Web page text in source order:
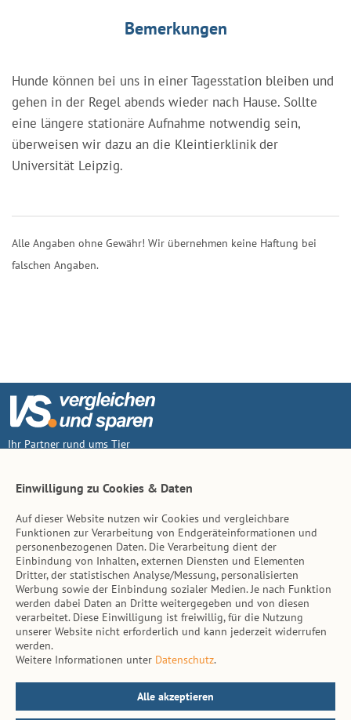
Bemerkungen
Hunde können bei uns in einer Tagesstation bleiben und
gehen in der Regel abends wieder nach Hause. Sollte
eine längere stationäre Aufnahme notwendig sein,
überweisen wir dazu an die Kleintierklinik der
Universität Leipzig.
Alle Angaben ohne Gewähr! Wir übernehmen keine Haftung bei
falschen Angaben.
Ihr Partner rund ums Tier
Inhalt
Tierarzt-Suche
Hinweise
AGB
Impressum
Datenschutz
Kontakt
Einwilligung zu Cookies & Daten
Auf dieser Website nutzen wir Cookies und vergleichbare
Funktionen zur Verarbeitung von Endgeräteinformationen und
personenbezogenen Daten. Die Verarbeitung dient der
Einbindung von Inhalten, externen Diensten und Elementen
Dritter, der statistischen Analyse/Messung, personalisierten
Werbung sowie der Einbindung sozialer Medien. Je nach Funktion
werden dabei Daten an Dritte weitergegeben und von diesen
verarbeitet. Diese Einwilligung ist freiwillig, für die Nutzung
unserer Website nicht erforderlich und kann jederzeit widerrufen
werden.
Weitere Informationen unter Datenschutz.
Alle akzeptieren